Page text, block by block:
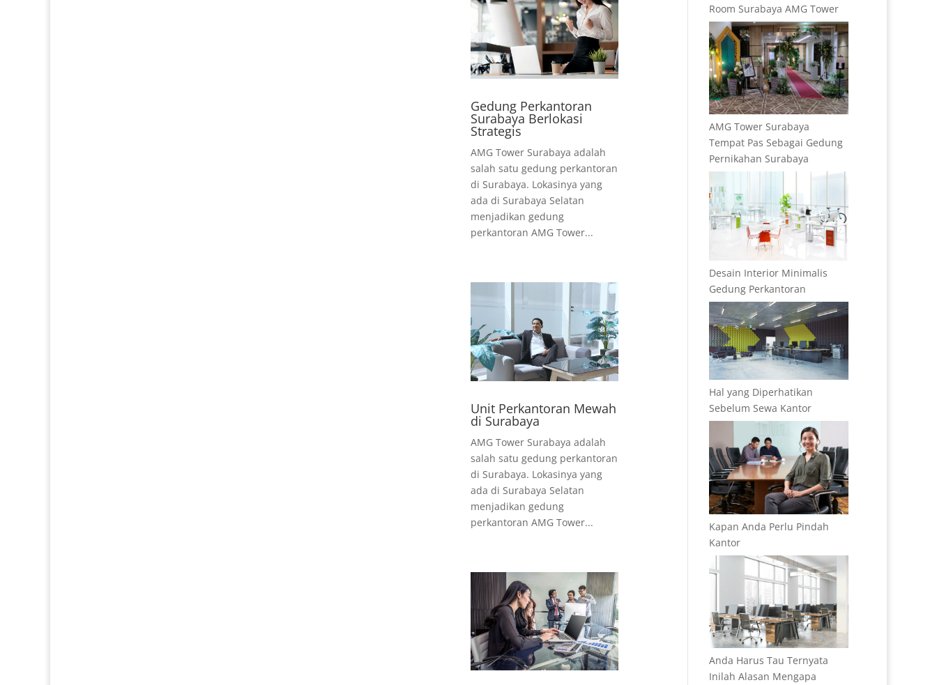
Gedung Perkantoran
Surabaya Berlokasi
Strategis
AMG Tower Surabaya adalah
salah satu gedung perkantoran
di Surabaya. Lokasinya yang
ada di Surabaya Selatan
menjadikan gedung
perkantoran AMG Tower...
Unit Perkantoran Mewah
di Surabaya
AMG Tower Surabaya adalah
salah satu gedung perkantoran
di Surabaya. Lokasinya yang
ada di Surabaya Selatan
menjadikan gedung
perkantoran AMG Tower...
Room Surabaya AMG Tower
AMG Tower Surabaya
Tempat Pas Sebagai Gedung
Pernikahan Surabaya
Desain Interior Minimalis
Gedung Perkantoran
Hal yang Diperhatikan
Sebelum Sewa Kantor
Kapan Anda Perlu Pindah
Kantor
Anda Harus Tau Ternyata
Inilah Alasan Mengapa